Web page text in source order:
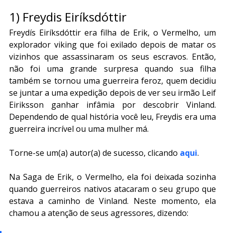
1) Freydis Eiríksdóttir
Freydís Eiríksdóttir era filha de Erik, o Vermelho, um
explorador viking que foi exilado depois de matar os
vizinhos que assassinaram os seus escravos. Então,
não foi uma grande surpresa quando sua filha
também se tornou uma guerreira feroz, quem decidiu
se juntar a uma expedição depois de ver seu irmão Leif
Eiriksson ganhar infâmia por descobrir Vinland.
Dependendo de qual história você leu, Freydis era uma
guerreira incrível ou uma mulher má.
Torne-se um(a) autor(a) de sucesso, clicando aqui.
Na Saga de Erik, o Vermelho, ela foi deixada sozinha
quando guerreiros nativos atacaram o seu grupo que
estava a caminho de Vinland. Neste momento, ela
chamou a atenção de seus agressores, dizendo: